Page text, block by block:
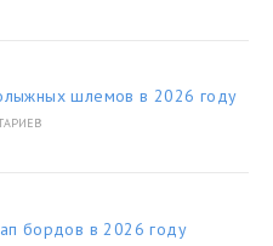
шлемов в 2026 году
бордов в 2026 году